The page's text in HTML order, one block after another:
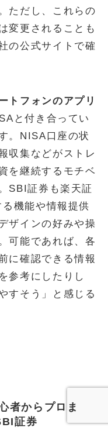
ただし、これらの
変更されることも
の公式サイトで確
トフォンのアプリ
と付き合ってい
。NISA口座の状
収集などがストレ
を継続するモチベ
SBI証券も楽天証
機能や情報提供
ザインの好みや操
可能であれば、各
に確認できる情報
参考にしたりし
すそう」と感じる
者からプロま
証券